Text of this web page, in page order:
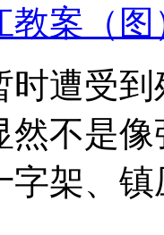
教案（图
时遭受
然不是
字架、